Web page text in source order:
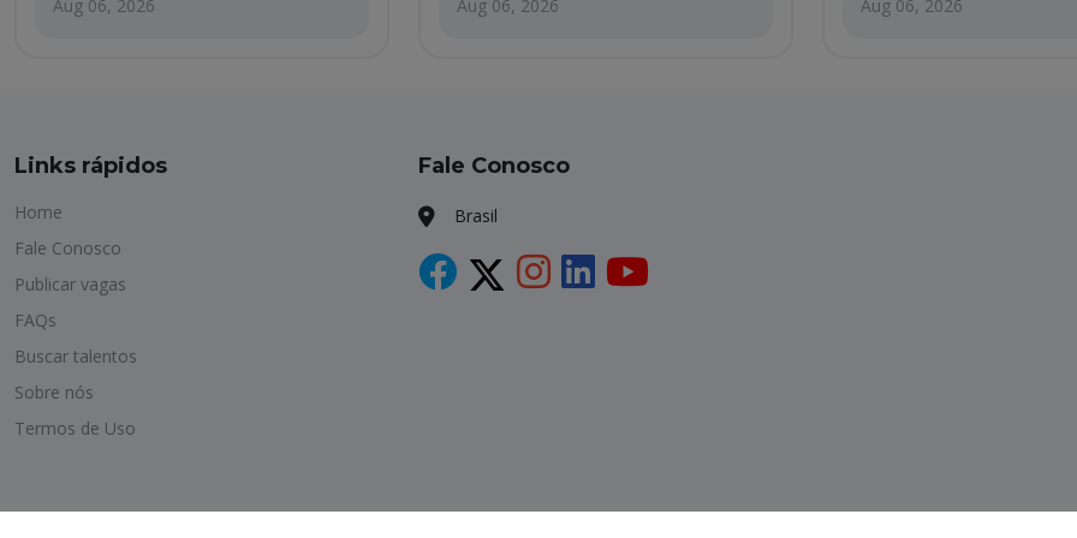
Aug 06, 2026 Aug 06, 2026 Aug 06, 2026
Links rápidos
Home
Fale Conosco
Publicar vagas
FAQs
Buscar talentos
Sobre nós
Termos de Uso
Fale Conosco
Brasil